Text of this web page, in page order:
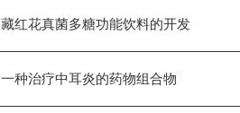
藏红花真菌多糖功能饮料的开发
一种治疗中耳炎的药物组合物